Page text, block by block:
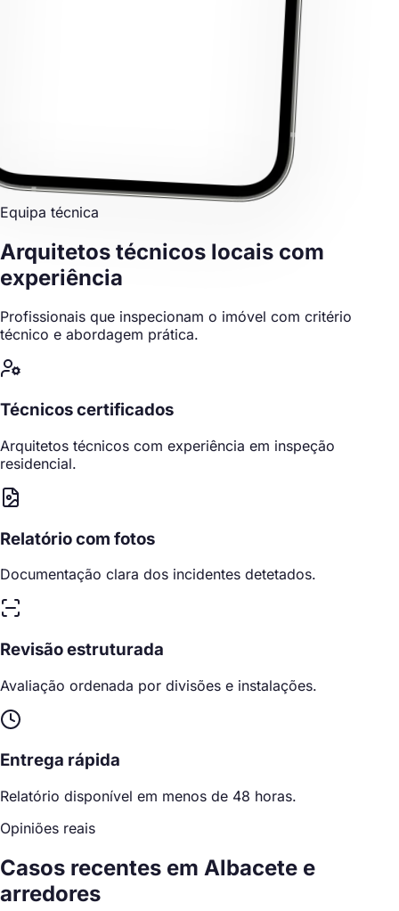
Equipa técnica
Arquitetos técnicos locais com
experiência
Profissionais que inspecionam o imóvel com critério
técnico e abordagem prática.
Técnicos certificados
Arquitetos técnicos com experiência em inspeção
residencial.
Relatório com fotos
Documentação clara dos incidentes detetados.
Revisão estruturada
Avaliação ordenada por divisões e instalações.
Entrega rápida
Relatório disponível em menos de 48 horas.
Opiniões reais
Casos recentes em Albacete e
arredores